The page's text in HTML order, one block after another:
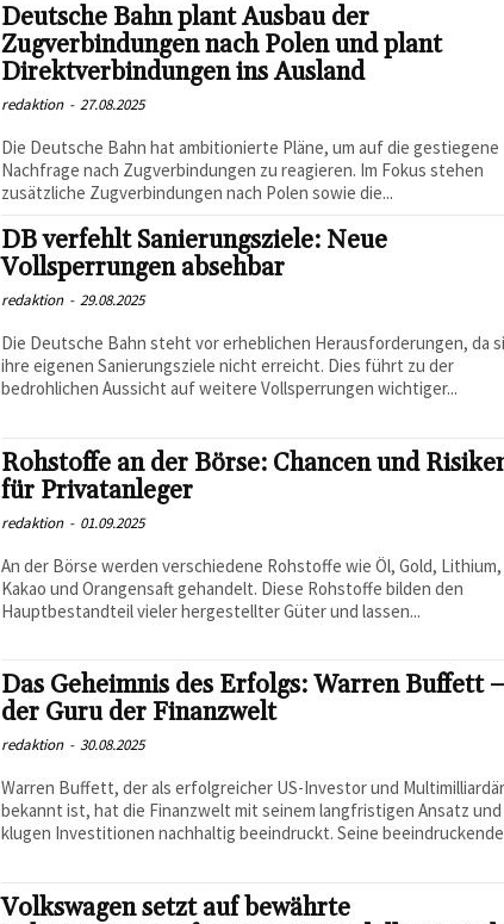
Deutsche Bahn plant Ausbau der
Zugverbindungen nach Polen und plant
Direktverbindungen ins Ausland
redaktion - 27.08.2025
Die Deutsche Bahn hat ambitionierte Pläne, um auf die gestiegene
Nachfrage nach Zugverbindungen zu reagieren. Im Fokus stehen
zusätzliche Zugverbindungen nach Polen sowie die...
DB verfehlt Sanierungsziele: Neue
Vollsperrungen absehbar
redaktion - 29.08.2025
Die Deutsche Bahn steht vor erheblichen Herausforderungen, da
ihre eigenen Sanierungsziele nicht erreicht. Dies führt zu der
bedrohlichen Aussicht auf weitere Vollsperrungen wichtiger...
Rohstoffe an der Börse: Chancen und
für Privatanleger
redaktion - 01.09.2025
An der Börse werden verschiedene Rohstoffe wie Öl, Gold, Lithium,
Kakao und Orangensaft gehandelt. Diese Rohstoffe bilden den
Hauptbestandteil vieler hergestellter Güter und lassen...
Das Geheimnis des Erfolgs: Warren Buffett –
der Guru der Finanzwelt
redaktion - 30.08.2025
Warren Buffett, der als erfolgreicher US-Investor und Multimilliardär
bekannt ist, hat die Finanzwelt mit seinem langfristigen Ansatz und
klugen Investitionen nachhaltig beeindruckt. Seine
Volkswagen setzt auf bewährte